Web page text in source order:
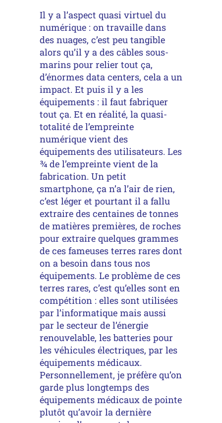
Il y a l’aspect quasi virtuel du
numérique : on travaille dans
des nuages, c’est peu tangible
alors qu’il y a des câbles sous-
marins pour relier tout ça,
d’énormes data centers, cela a un
impact. Et puis il y a les
équipements : il faut fabriquer
tout ça. Et en réalité, la quasi-
totalité de l’empreinte
numérique vient des
équipements des utilisateurs. Les
¾ de l’empreinte vient de la
fabrication. Un petit
smartphone, ça n’a l’air de rien,
c’est léger et pourtant il a fallu
extraire des centaines de tonnes
de matières premières, de roches
pour extraire quelques grammes
de ces fameuses terres rares dont
on a besoin dans tous nos
équipements. Le problème de ces
terres rares, c’est qu’elles sont en
compétition : elles sont utilisées
par l’informatique mais aussi
par le secteur de l’énergie
renouvelable, les batteries pour
les véhicules électriques, par les
équipements médicaux.
Personnellement, je préfère qu’on
garde plus longtemps des
équipements médicaux de pointe
plutôt qu’avoir la dernière